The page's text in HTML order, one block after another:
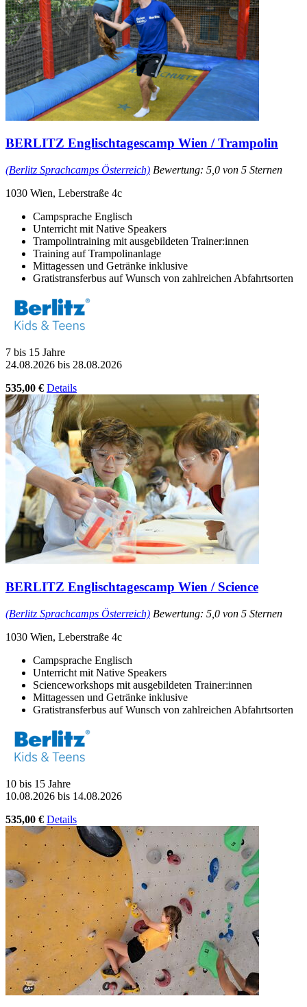
BERLITZ Englischtagescamp Wien / Trampolin
(Berlitz Sprachcamps Österreich) Bewertung: 5,0 von 5 Sternen
1030 Wien, Leberstraße 4c
Campsprache Englisch
Unterricht mit Native Speakers
Trampolintraining mit ausgebildeten Trainer:innen
Training auf Trampolinanlage
Mittagessen und Getränke inklusive
Gratistransferbus auf Wunsch von zahlreichen Abfahrtsorten
7 bis 15 Jahre
24.08.2026 bis 28.08.2026
535,00 € Details
BERLITZ Englischtagescamp Wien / Science
(Berlitz Sprachcamps Österreich) Bewertung: 5,0 von 5 Sternen
1030 Wien, Leberstraße 4c
Campsprache Englisch
Unterricht mit Native Speakers
Scienceworkshops mit ausgebildeten Trainer:innen
Mittagessen und Getränke inklusive
Gratistransferbus auf Wunsch von zahlreichen Abfahrtsorten
10 bis 15 Jahre
10.08.2026 bis 14.08.2026
535,00 € Details